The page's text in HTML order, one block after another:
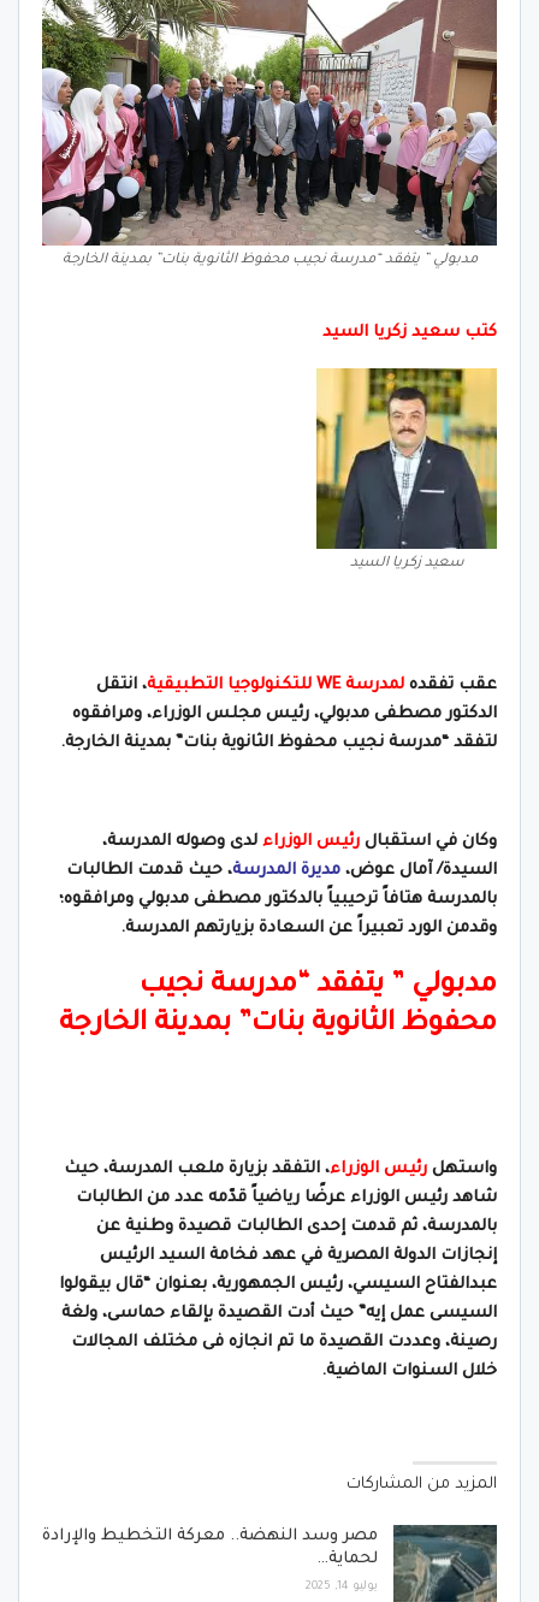
مدبولي ” يتفقد “مدرسة نجيب محفوظ الثانوية بنات” بمدينة الخارجة
كتب سعيد زكريا السيد
سعيد زكريا السيد
عقب تفقده لمدرسة WE للتكنولوجيا التطبيقية
، انتقل
الدكتور مصطفى مدبولي، رئيس مجلس الوزراء، ومرافقوه
لتفقد “مدرسة نجيب محفوظ الثانوية بنات” بمدينة الخارجة.
وكان في استقبال رئيس الوزراء لدى وصوله المدرسة،
السيدة/ آمال عوض، مديرة المدرسة، حيث قدمت الطالبات
بالمدرسة هتافاً ترحيبياً بالدكتور مصطفى مدبولي ومرافقوه؛
وقدمن الورد تعبيراً عن السعادة بزيارتهم المدرسة.
مدبولي ” يتفقد “مدرسة نجيب
محفوظ الثانوية بنات” بمدينة الخارجة
واستهل رئيس الوزراء، التفقد بزيارة ملعب المدرسة، حيث
شاهد رئيس الوزراء عرضًا رياضياً قدّمه عدد من الطالبات
بالمدرسة، ثم قدمت إحدى الطالبات قصيدة وطنية عن
إنجازات الدولة المصرية في عهد فخامة السيد الرئيس
عبدالفتاح السيسي، رئيس الجمهورية، بعنوان “قال بيقولوا
السيسى عمل إيه” حيث أدت القصيدة بإلقاء حماسى، ولغة
رصينة، وعددت القصيدة ما تم انجازه فى مختلف المجالات
خلال السنوات الماضية.
المزيد من المشاركات
مصر وسد النهضة.. معركة التخطيط والإرادة
لحماية…
يوليو 14, 2025